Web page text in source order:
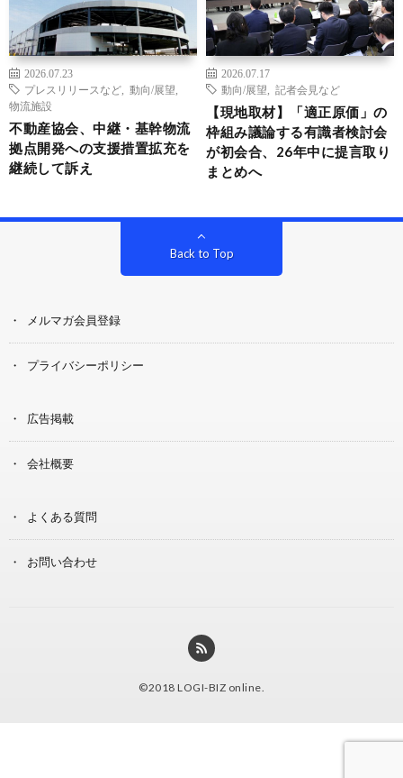
2026.07.23
プレスリリースなど
動向/展望
物流施設
不動産協会、中継・基幹物流
拠点開発への支援措置拡充を
継続して訴え
2026.07.17
動向/展望
記者会見など
【現地取材】「適正原価」の
枠組み議論する有識者検討会
が初会合、26年中に提言取り
まとめへ
Back to Top
メルマガ会員登録
プライバシーポリシー
広告掲載
会社概要
よくある質問
お問い合わせ
©2018 LOGI-BIZ online